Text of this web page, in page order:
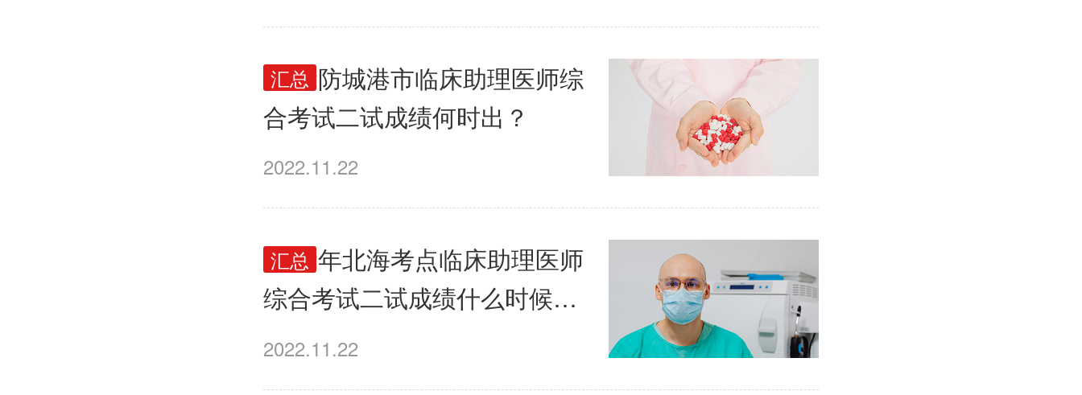
汇总
2022防城港市临床助理医师综
合考试二试成绩何时出？
2022.11.22
汇总
2022年北海考点临床助理医师
综合考试二试成绩什么时候
出？
2022.11.22